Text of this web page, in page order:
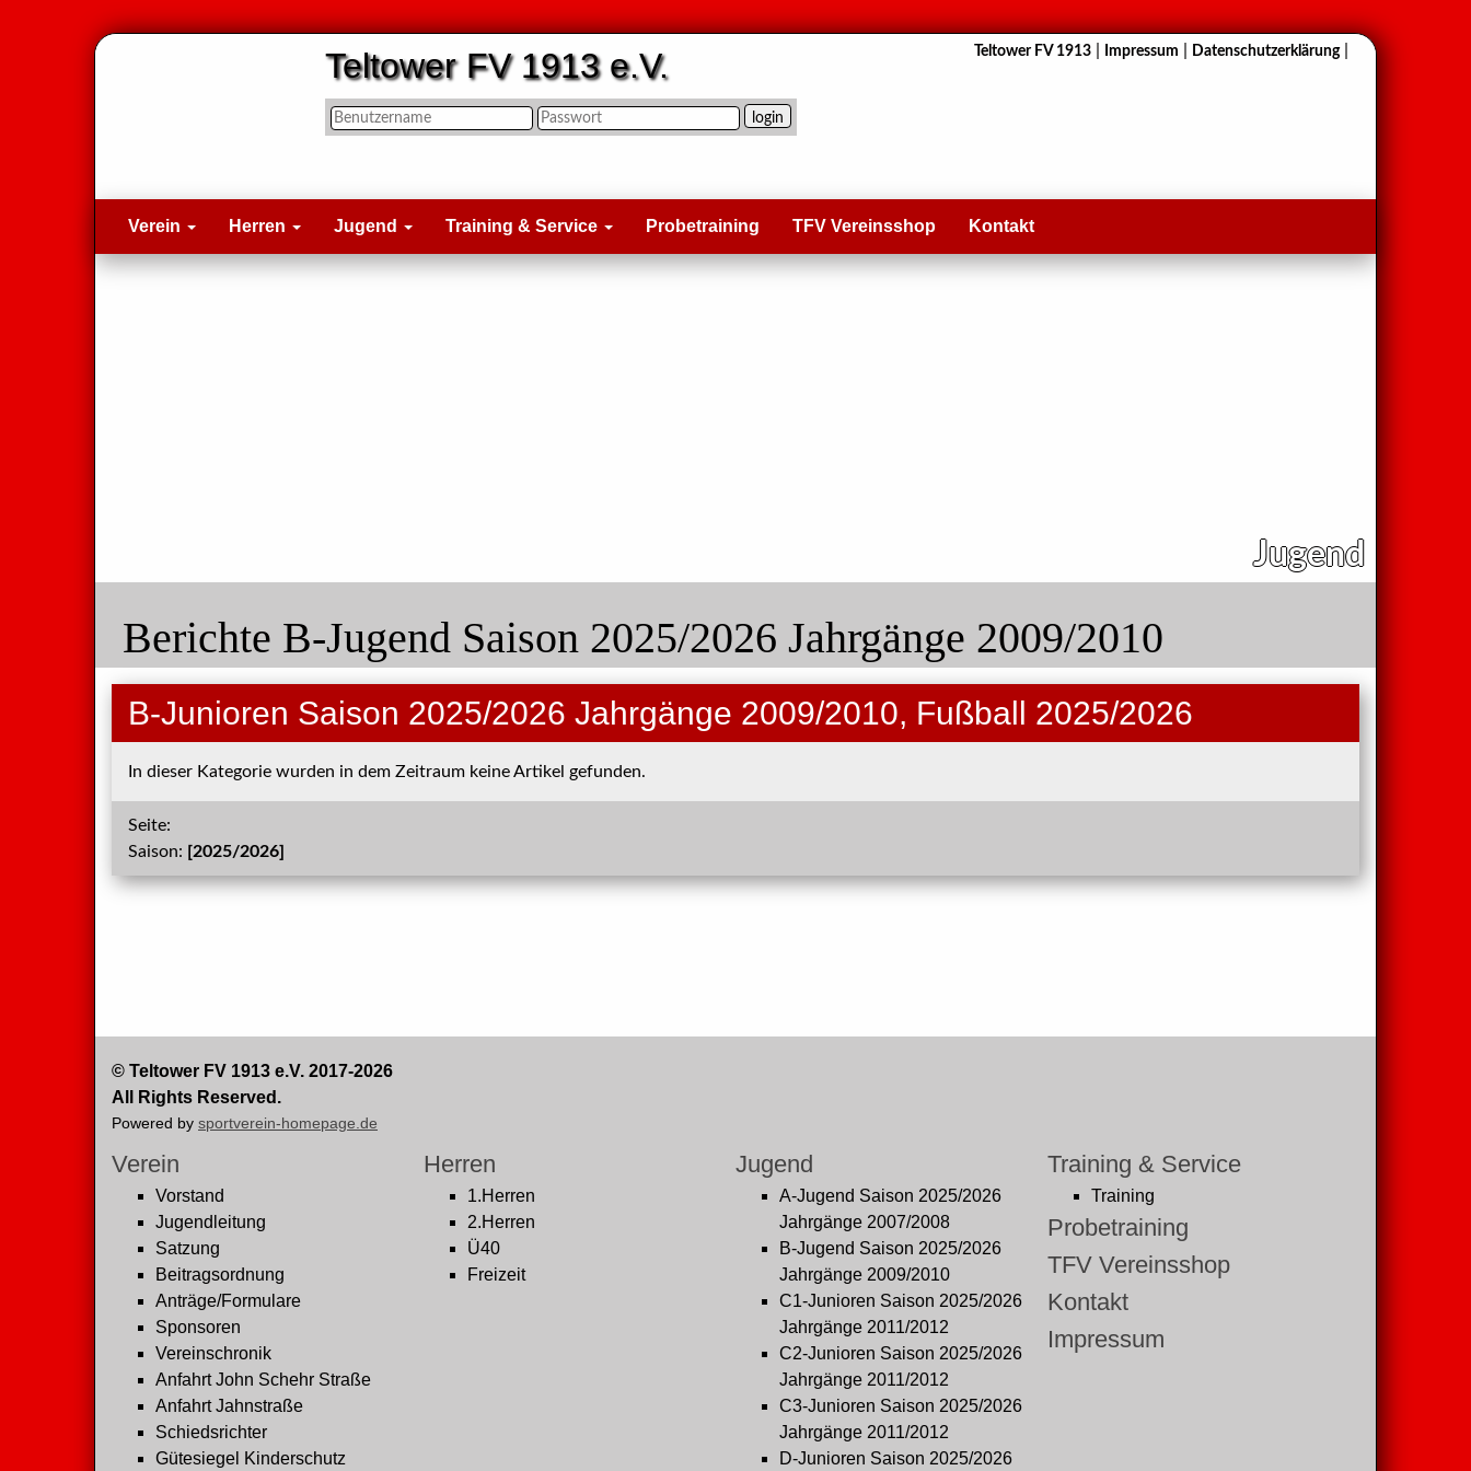
Teltower FV 1913 Impressum Datenschutzerklärung|
Teltower FV 1913 e.V.
Verein Herren Jugend Training & Service Probetraining TFV Vereinsshop Kontakt
Jugend
Berichte B-Jugend Saison 2025/2026 Jahrgänge 2009/2010
B-Junioren Saison 2025/2026 Jahrgänge 2009/2010, Fußball 2025/2026
In dieser Kategorie wurden in dem Zeitraum keine Artikel gefunden.
Seite:
Saison: [2025/2026]
© Teltower FV 1913 e.V. 2017-2026
All Rights Reserved.
Powered by sportverein-homepage.de
Verein
Vorstand
Jugendleitung
Satzung
Beitragsordnung
Anträge/Formulare
Sponsoren
Vereinschronik
Anfahrt John Schehr Straße
Anfahrt Jahnstraße
Schiedsrichter
Gütesiegel Kinderschutz
Herren
1.Herren
2.Herren
Ü40
Freizeit
Jugend
A-Jugend Saison 2025/2026
Jahrgänge 2007/2008
B-Jugend Saison 2025/2026
Jahrgänge 2009/2010
C1-Junioren Saison 2025/2026
Jahrgänge 2011/2012
C2-Junioren Saison 2025/2026
Jahrgänge 2011/2012
C3-Junioren Saison 2025/2026
Jahrgänge 2011/2012
D-Junioren Saison 2025/2026
Training & Service
Training
Probetraining
TFV Vereinsshop
Kontakt
Impressum